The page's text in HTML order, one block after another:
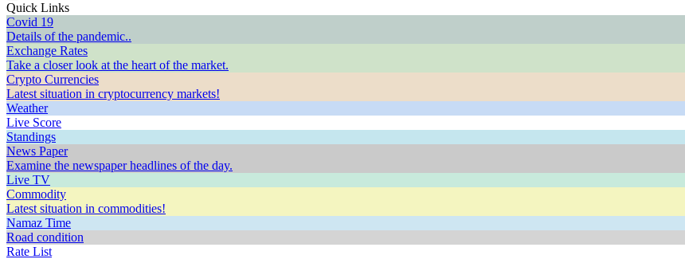
Quick Links
Covid 19
Details of the pandemic..
Exchange Rates
Take a closer look at the heart of the market.
Crypto Currencies
Latest situation in cryptocurrency markets!
Weather
Live Score
Standings
News Paper
Examine the newspaper headlines of the day.
Live TV
Commodity
Latest situation in commodities!
Namaz Time
Road condition
Rate List